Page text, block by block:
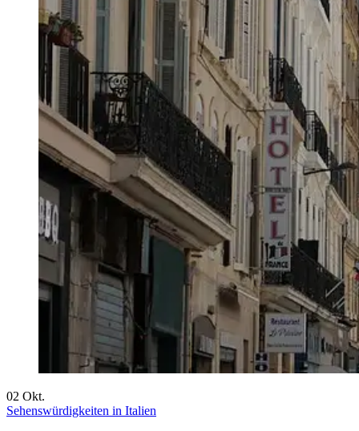
02 Okt.
Sehenswürdigkeiten in Italien